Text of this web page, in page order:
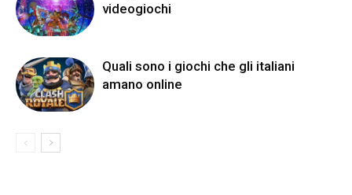
videogiochi
Quali sono i giochi che gli italiani
amano online